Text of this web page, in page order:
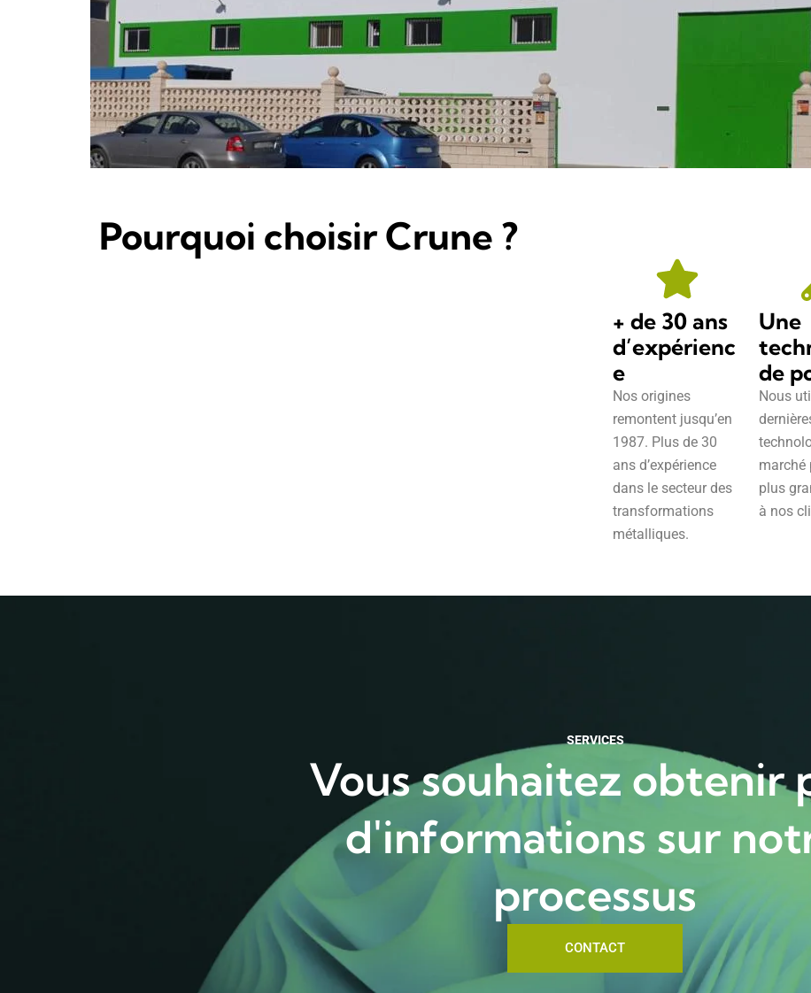
Pourquoi choisir Crune ?
+ de 30 ans
d’expérienc
e
Nos origines
remontent jusqu’en
1987. Plus de 30
ans d’expérience
dans le secteur des
transformations
métalliques.
Une
de
Nous
marché
plus
à nos
SERVICES
Vous souhaitez obtenir
d'informations sur
processus
CONTACT